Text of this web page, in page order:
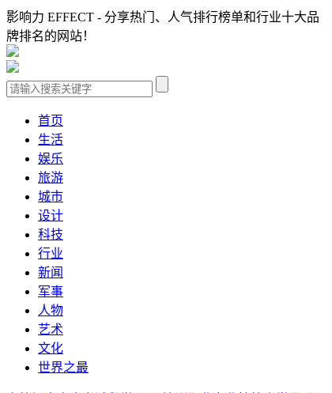
影响力 EFFECT - 分享热门、人气排行榜单和行业十大品
牌排名的网站！
首页
生活
娱乐
旅游
城市
设计
科技
行业
新闻
军事
人物
艺术
文化
世界之最